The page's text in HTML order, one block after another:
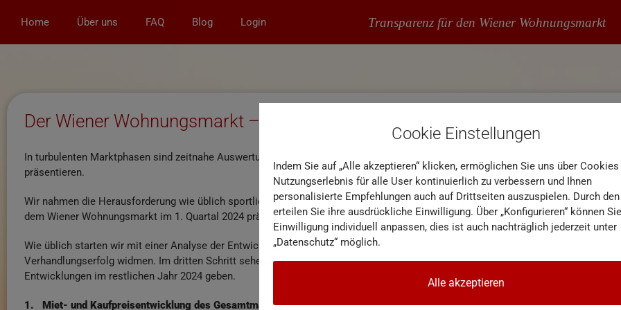
Home Über uns FAQ Blog Login Transparenz für den Wiener Wohnungsmarkt
Der Wiener Wohnungsmarkt – Bericht zum 1.Quartal 2024
In turbulenten Marktphasen sind zeitnahe Auswertungen wichtig, weshalb manche unserer Marktbegleiter in den kommenden
präsentieren.
Wir nahmen die Herausforderung wie üblich sportlich und freuen uns auch diesmal als erstes Analystenhaus unsere
dem Wiener Wohnungsmarkt im 1. Quartal 2024 präsentieren zu können.
Wie üblich starten wir mit einer Analyse der Entwicklung der Miet- und Kaufpreise getrennt nach Altersklassen bevor wir uns
Verhandlungserfolg widmen. Im dritten Schritt sehen wir uns die Markttiefe an bevor wir den Status quo zusammenfassen und
Entwicklungen im restlichen Jahr 2024 geben.
1. Miet- und Kaufpreisentwicklung des Gesamtmarktes nach Altersklassen
Cookie Einstellungen
Indem Sie auf „Alle akzeptieren“ klicken, ermöglichen Sie uns über Cookies
Nutzungserlebnis für alle User kontinuierlich zu verbessern und Ihnen
personalisierte Empfehlungen auch auf Drittseiten auszuspielen. Durch
erteilen Sie ihre ausdrückliche Einwilligung. Über „Konfigurieren“ können
Einwilligung individuell anpassen, dies ist auch nachträglich jederzeit unter
„Datenschutz“ möglich.
Alle akzeptieren